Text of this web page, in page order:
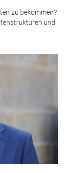
zu bekommen?
und